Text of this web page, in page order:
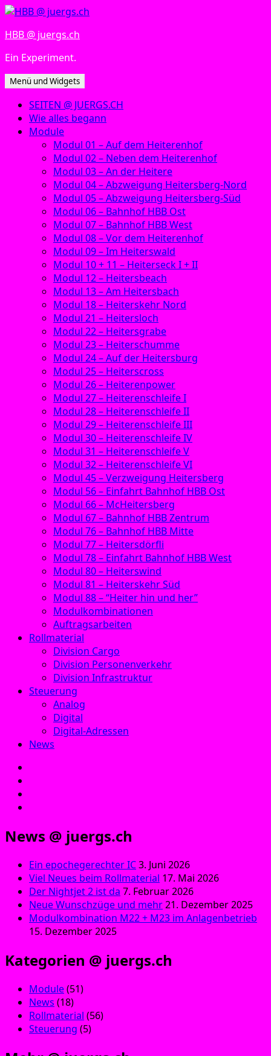
Zum
springen
HBB @ juergs.ch
Ein Experiment.
Menü und Widgets
SEITEN @ JUERGS.CH
Wie alles begann
Module
Modul 01 – Auf dem Heiterenhof
Modul 02 – Neben dem Heiterenhof
Modul 03 – An der Heitere
Modul 04 – Abzweigung Heitersberg-Nord
Modul 05 – Abzweigung Heitersberg-Süd
Modul 06 – Bahnhof HBB Ost
Modul 07 – Bahnhof HBB West
Modul 08 – Vor dem Heiterenhof
Modul 09 – Im Heiterswald
Modul 10 + 11 – Heiterseck I + II
Modul 12 – Heitersbeach
Modul 13 – Am Heitersbach
Modul 18 – Heiterskehr Nord
Modul 21 – Heitersloch
Modul 22 – Heitersgrabe
Modul 23 – Heiterschumme
Modul 24 – Auf der Heitersburg
Modul 25 – Heiterscross
Modul 26 – Heiterenpower
Modul 27 – Heiterenschleife I
Modul 28 – Heiterenschleife II
Modul 29 – Heiterenschleife III
Modul 30 – Heiterenschleife IV
Modul 31 – Heiterenschleife V
Modul 32 – Heiterenschleife VI
Modul 45 – Verzweigung Heitersberg
Modul 56 – Einfahrt Bahnhof HBB Ost
Modul 66 – McHeitersberg
Modul 67 – Bahnhof HBB Zentrum
Modul 76 – Bahnhof HBB Mitte
Modul 77 – Heitersdörfli
Modul 78 – Einfahrt Bahnhof HBB West
Modul 80 – Heiterswind
Modul 81 – Heiterskehr Süd
Modul 88 – “Heiter hin und her”
Modulkombinationen
Auftragsarbeiten
Rollmaterial
Division Cargo
Division Personenverkehr
Division Infrastruktur
Steuerung
Analog
Digital
Digital-Adressen
News
News @ juergs.ch
Ein epochegerechter IC3. Juni 2026
Viel Neues beim Rollmaterial 17. Mai 2026
Der Nightjet 2 ist da 7. Februar 2026
Neue Wunschzüge und mehr21. Dezember 2025
Modulkombination M22 + M23 im Anlagenbetrieb
15. Dezember 2025
Kategorien @ juergs.ch
Module(51)
News (18)
Rollmaterial (56)
Steuerung (5)